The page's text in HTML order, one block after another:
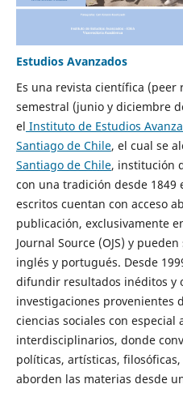
Estudios Avanzados
Es una revista científica (peer
semestral (junio y diciembre
el Instituto de Estudios
Santiago de Chile, el cual se
Santiago de Chile, institución
con una tradición desde 1849
escritos cuentan con acceso
publicación, exclusivamente
Journal Source (OJS) y
inglés y portugués. Desde
difundir resultados inéditos y
investigaciones provenientes
ciencias sociales con especial
interdisciplinarios, donde
políticas, artísticas,
aborden las materias desde